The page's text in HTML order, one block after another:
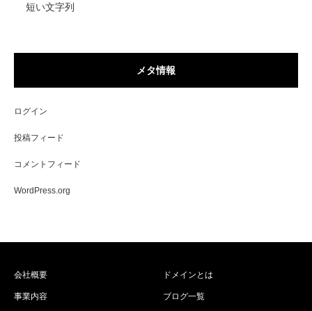
短い文字列
メタ情報
ログイン
投稿フィード
コメントフィード
WordPress.org
会社概要
事業内容
ドメインとは
ブログ一覧